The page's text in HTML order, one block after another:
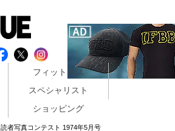
フィットネス
スペシャリスト
ショッピング
読者写真コンテスト 1974年5月号